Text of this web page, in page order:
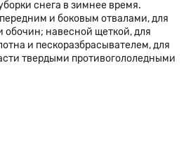
снега в зимнее время.
и боковым отвалами, для
обочин; навесной щеткой, для
и пескоразбрасывателем,для
твердыми противогололедными